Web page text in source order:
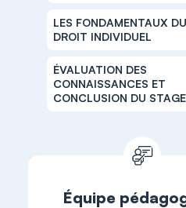
LES FONDAMENTAUX
DROIT INDIVIDUEL
ÉVALUATION DES
CONNAISSANCES ET
CONCLUSION DU STAGE
Équipe